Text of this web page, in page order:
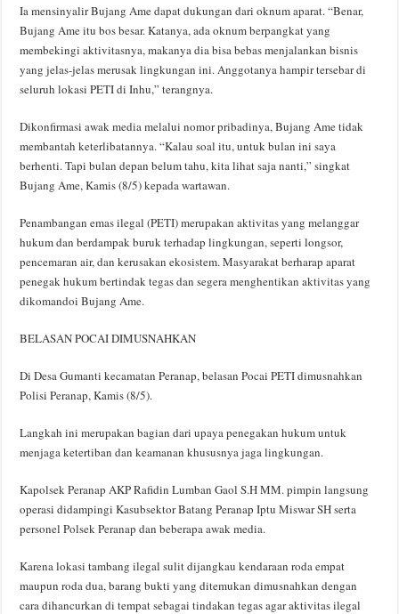
Ia mensinyalir Bujang Ame dapat dukungan dari oknum aparat. “Benar,
Bujang Ame itu bos besar. Katanya, ada oknum berpangkat yang
membekingi aktivitasnya, makanya dia bisa bebas menjalankan bisnis
yang jelas-jelas merusak lingkungan ini. Anggotanya hampir tersebar di
seluruh lokasi PETI di Inhu,” terangnya.
Dikonfirmasi awak media melalui nomor pribadinya, Bujang Ame tidak
membantah keterlibatannya. “Kalau soal itu, untuk bulan ini saya
berhenti. Tapi bulan depan belum tahu, kita lihat saja nanti,” singkat
Bujang Ame, Kamis (8/5) kepada wartawan.
Penambangan emas ilegal (PETI) merupakan aktivitas yang melanggar
hukum dan berdampak buruk terhadap lingkungan, seperti longsor,
pencemaran air, dan kerusakan ekosistem. Masyarakat berharap aparat
penegak hukum bertindak tegas dan segera menghentikan aktivitas yang
dikomandoi Bujang Ame.
BELASAN POCAI DIMUSNAHKAN
Di Desa Gumanti kecamatan Peranap, belasan Pocai PETI dimusnahkan
Polisi Peranap, Kamis (8/5).
Langkah ini merupakan bagian dari upaya penegakan hukum untuk
menjaga ketertiban dan keamanan khususnya jaga lingkungan.
Kapolsek Peranap AKP Rafidin Lumban Gaol S.H MM. pimpin langsung
operasi didampingi Kasubsektor Batang Peranap Iptu Miswar SH serta
personel Polsek Peranap dan beberapa awak media.
Karena lokasi tambang ilegal sulit dijangkau kendaraan roda empat
maupun roda dua, barang bukti yang ditemukan dimusnahkan dengan
cara dihancurkan di tempat sebagai tindakan tegas agar aktivitas ilegal